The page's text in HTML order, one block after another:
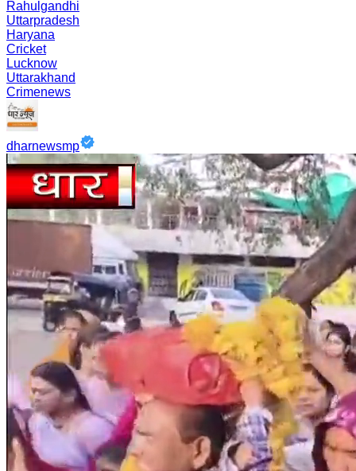
Rahulgandhi
Uttarpradesh
Haryana
Cricket
Lucknow
Uttarakhand
Crimenews
dharnewsmp